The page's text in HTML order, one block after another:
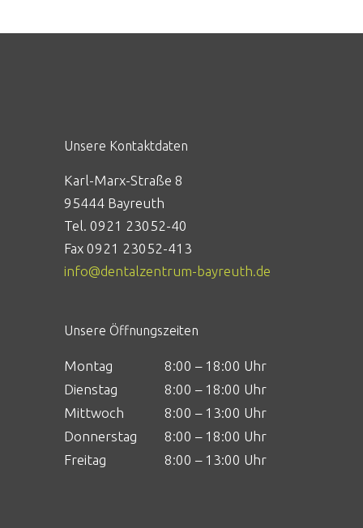
Unsere Kontaktdaten
Karl-Marx-Straße 8
95444 Bayreuth
Tel. 0921 23052-40
Fax 0921 23052-413
info@dentalzentrum-bayreuth.de
Unsere Öffnungszeiten
Montag
8:00 – 18:00 Uhr
Dienstag
8:00 – 18:00 Uhr
Mittwoch
8:00 – 13:00 Uhr
Donnerstag
8:00 – 18:00 Uhr
Freitag
8:00 – 13:00 Uhr